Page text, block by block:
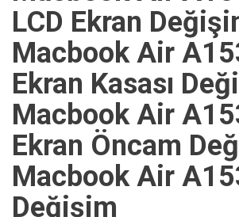
LCD Ekran
Macbook Air
Ekran Kasası
Macbook Air
Ekran Öncam
Macbook Air
Değişim